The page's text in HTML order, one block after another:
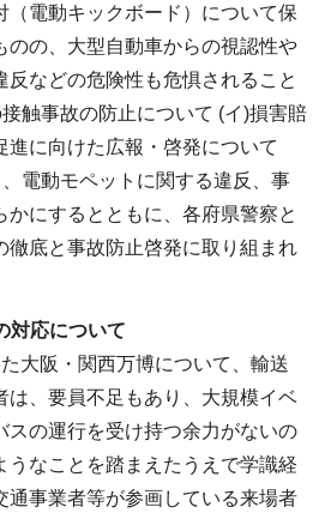
電動キックボード）について保
のの、大型自動車からの視認性や
反などの危険性も危惧されること
触事故の防止について (イ)損害賠
進に向けた広報・啓発について
電動モペットに関する違反、事
かにするとともに、各府県警察と
徹底と事故防止啓発に取り組まれ
対応について
大阪・関西万博について、輸送
は、要員不足もあり、大規模イベ
スの運行を受け持つ余力がないの
うなことを踏まえたうえで学識経
通事業者等が参画している来場者